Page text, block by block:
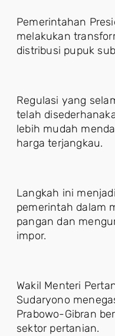
Pemerintahan
melakukan
distribusi pupuk
Regulasi yang
telah
lebih mudah
harga terjangkau.
Langkah ini
pemerintah dalam
pangan dan
impor.
Wakil Menteri
Sudaryono
Prabowo-Gibran
sektor pertanian.